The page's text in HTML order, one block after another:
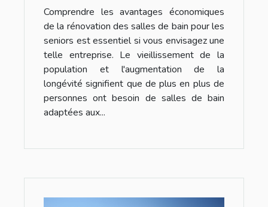
Comprendre les avantages économiques
de la rénovation des salles de bain pour les
seniors est essentiel si vous envisagez une
telle entreprise. Le vieillissement de la
population et l'augmentation de la
longévité signifient que de plus en plus de
personnes ont besoin de salles de bain
adaptées aux...